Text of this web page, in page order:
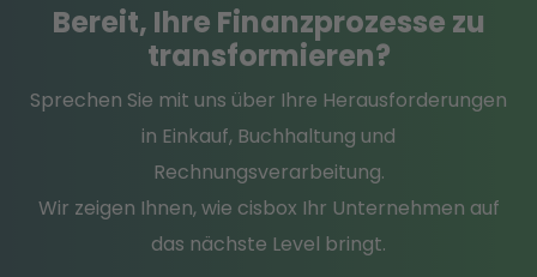
Bereit, Ihre Finanzprozesse zu
transformieren?
Sprechen Sie mit uns über Ihre Herausforderungen
in Einkauf, Buchhaltung und
Rechnungsverarbeitung.
Wir zeigen Ihnen, wie cisbox Ihr Unternehmen auf
das nächste Level bringt.